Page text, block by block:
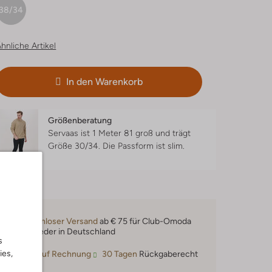
38/34
Artikel
In den Warenkorb
Größenberatung
Servaas ist 1 Meter 81 groß und trägt
Größe 30/34. Die Passform ist slim.
Kostenloser Versandab € 75 für Club-Omoda
Mitglieder in Deutschland
Kauf auf Rechnung 30 Tagen Rückgaberecht